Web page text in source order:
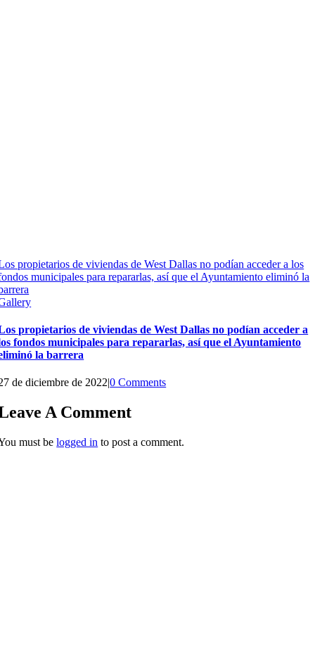
propietarios de viviendas de West Dallas no podían acceder a los
municipales para repararlas, así que el Ayuntamiento eliminó la
propietarios de viviendas de West Dallas no podían acceder a
fondos municipales para repararlas, así que el Ayuntamiento
la barrera
de diciembre de 2022|0 Comments
A Comment
must belogged in to post a comment.